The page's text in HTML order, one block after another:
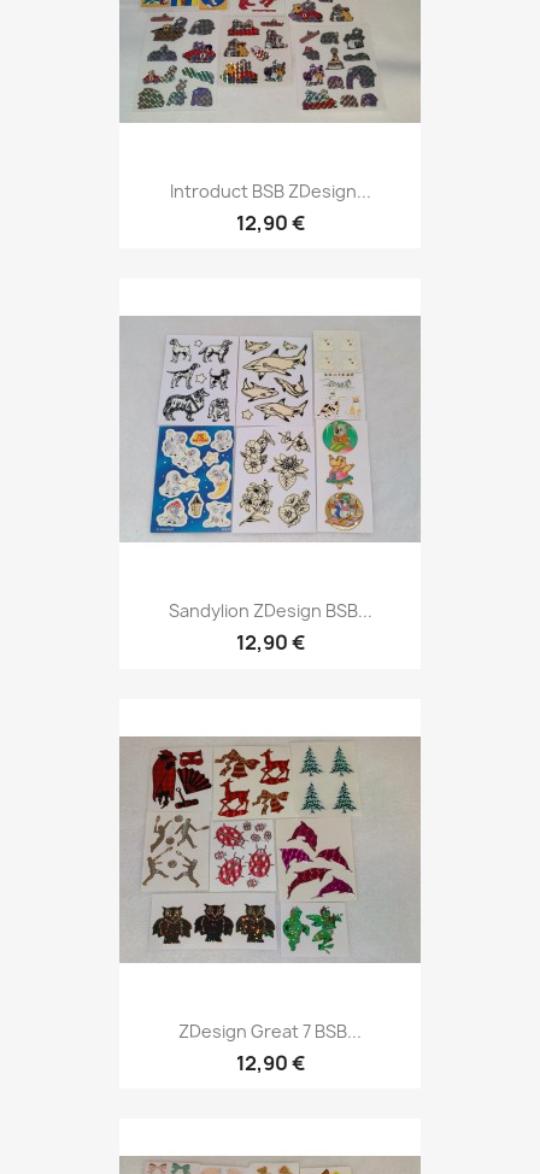
Introduct BSB ZDesign...
12,90 €
Sandylion ZDesign BSB...
12,90 €
ZDesign Great 7 BSB...
12,90 €